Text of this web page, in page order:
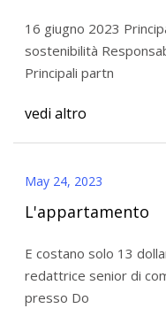
16 giugno 2023
sostenibilità
Principali partn
vedi altro
May 24, 2023
L'appartamento
E costano solo 13 dollari. Jessica Leigh Mattern è
redattrice senior di
presso Do